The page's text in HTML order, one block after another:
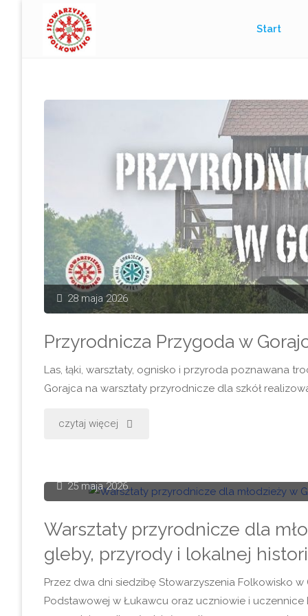
Start
28 maja 2026
Przyrodnicza Przygoda w
Las, łąki, warsztaty, ognisko i przyroda poznawana
Gorajca na warsztaty przyrodnicze dla szkół
czytaj więcej "Przyrodnicza
w
warsztaty
przyrodnicze
25 maja 2026
Warsztaty przyrodnicze dla
gleby, przyrody i lokalnej
Przez dwa dni siedzibę Stowarzyszenia Folkowisko w
Podstawowej w Łukawcu oraz uczniowie i